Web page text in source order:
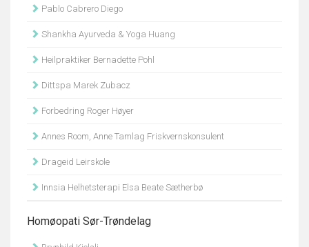
Pablo Cabrero Diego
Shankha Ayurveda & Yoga Huang
Heilpraktiker Bernadette Pohl
Dittspa Marek Zubacz
Forbedring Roger Høyer
Annes Room, Anne Tamlag Friskvernskonsulent
Drageid Leirskole
Innsia Helhetsterapi Elsa Beate Sætherbø
Homøopati Sør-Trøndelag